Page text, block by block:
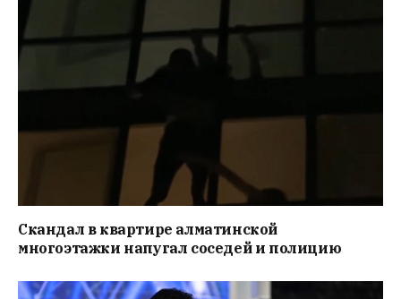
Скандал в квартире алматинской
многоэтажки напугал соседей и полицию